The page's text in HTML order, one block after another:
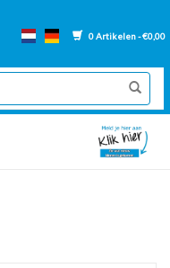
0 Artikelen - €0,00